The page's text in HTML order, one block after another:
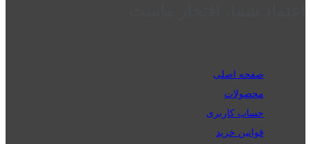
صفحه اصلی
محصولات
حساب کاربری
قوانین خرید